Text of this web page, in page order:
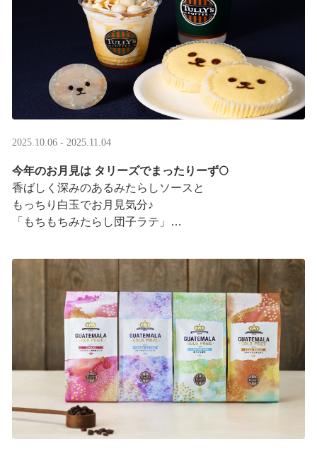
2025.10.06 - 2025.11.04
今年のお月見は タリーズでまったりーず🌕
香ばしく深みのあるみたらしソースと
もっちり白玉でお月見気分♪
「もちもちみたらし団子ラテ」
お月様をモチーフにした
まんまるベアフルも皆様のご来店をお待ちしていま ···